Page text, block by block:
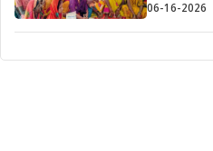
06-16-2026